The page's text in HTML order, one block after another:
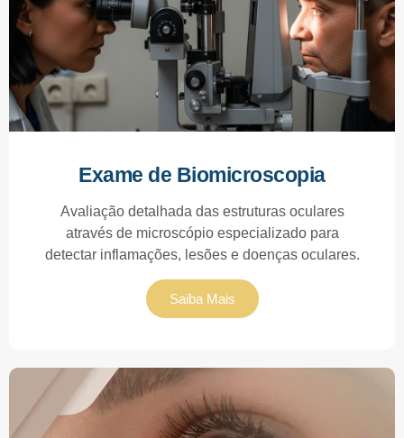
Exame de Biomicroscopia
Avaliação detalhada das estruturas oculares
através de microscópio especializado para
detectar inflamações, lesões e doenças oculares.
Saiba Mais